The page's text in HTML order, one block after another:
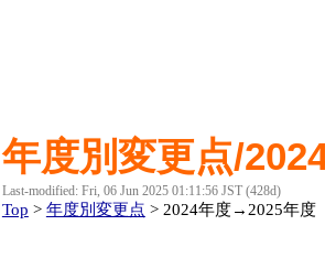
年度別変更点/
Last-modified: Fri, 06 Jun 2025 01:11:56 JST (428d)
Top > 年度別変更点 > 2024年度→2025年度